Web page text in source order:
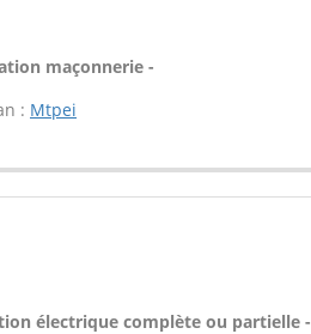
maçonnerie -
: Mtpei
électrique complète ou partielle -